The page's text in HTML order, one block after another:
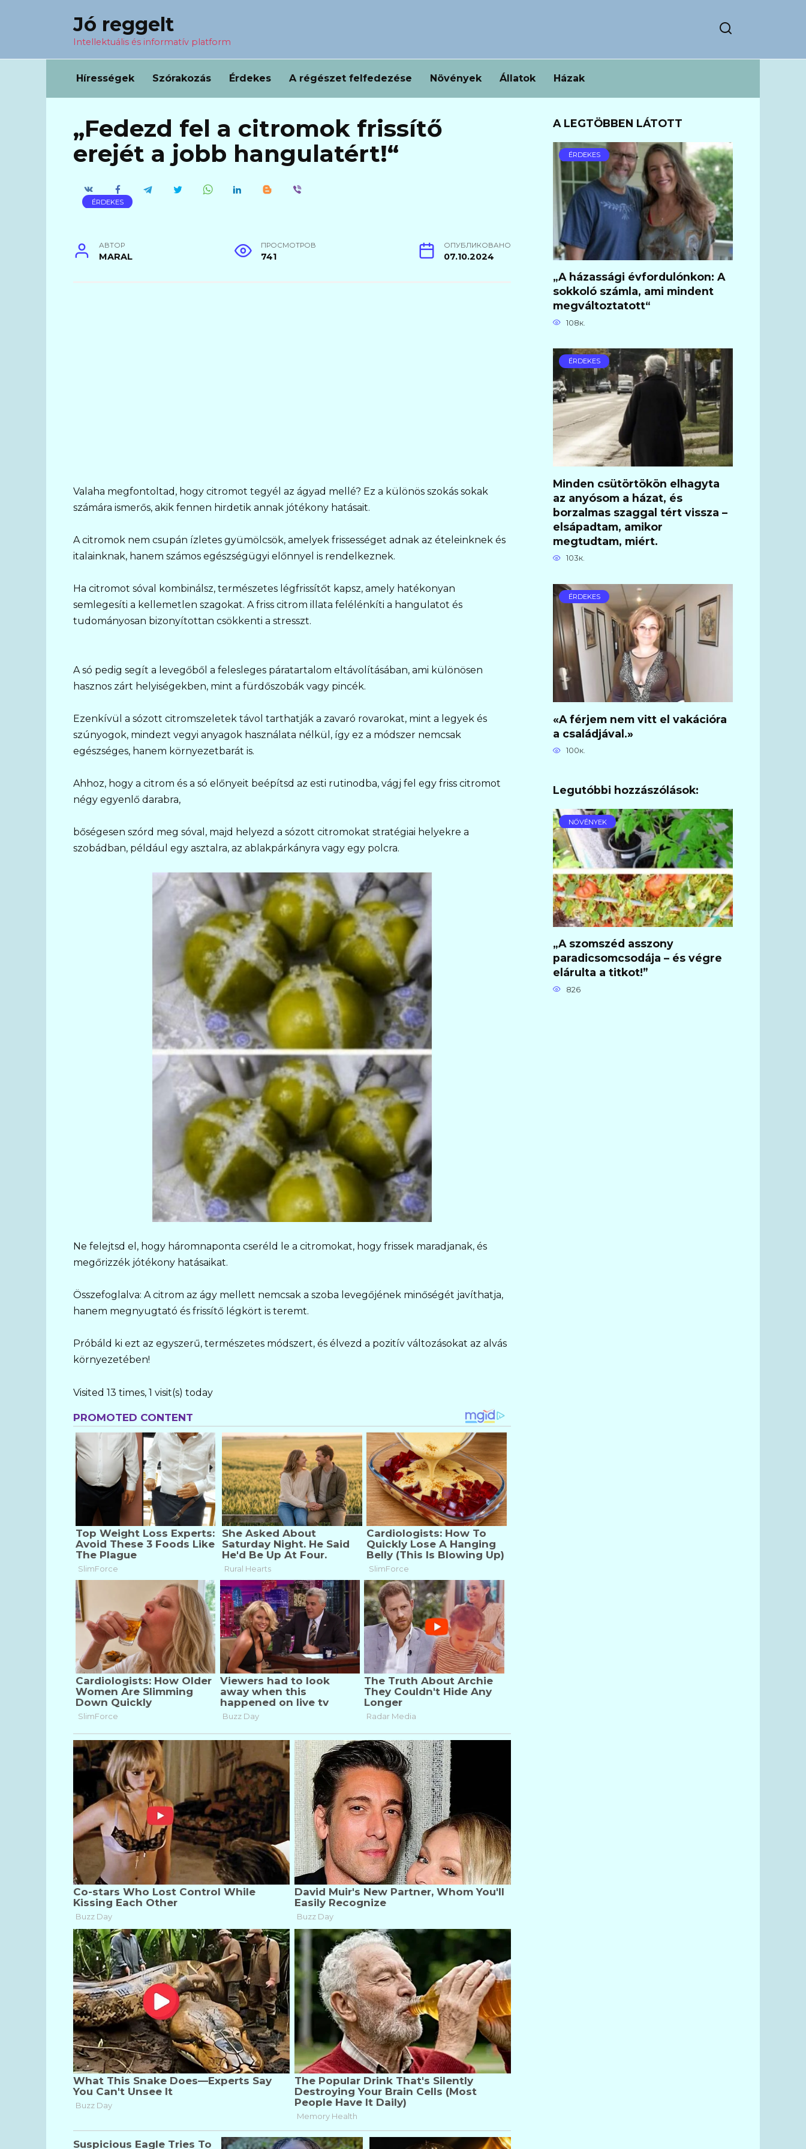
Jó reggelt
Intellektuális és informatív platform
Hírességek Szórakozás Érdekes A régészet felfedezése Növények Állatok Házak
„Fedezd fel a citromok frissítő
erejét a jobb hangulatért!“
ÉRDEKES
АВТОР
MARAL
ПРОСМОТРОВ
741
ОПУБЛИКОВАНО
07.10.2024
Valaha megfontoltad, hogy citromot tegyél az ágyad mellé? Ez a különös szokás sokak
számára ismerős, akik fennen hirdetik annak jótékony hatásait.
A citromok nem csupán ízletes gyümölcsök, amelyek frissességet adnak az ételeinknek és
italainknak, hanem számos egészségügyi előnnyel is rendelkeznek.
Ha citromot sóval kombinálsz, természetes légfrissítőt kapsz, amely hatékonyan
semlegesíti a kellemetlen szagokat. A friss citrom illata felélénkíti a hangulatot és
tudományosan bizonyítottan csökkenti a stresszt.
A só pedig segít a levegőből a felesleges páratartalom eltávolításában, ami különösen
hasznos zárt helyiségekben, mint a fürdőszobák vagy pincék.
Ezenkívül a sózott citromszeletek távol tarthatják a zavaró rovarokat, mint a legyek és
szúnyogok, mindezt vegyi anyagok használata nélkül, így ez a módszer nemcsak
egészséges, hanem környezetbarát is.
Ahhoz, hogy a citrom és a só előnyeit beépítsd az esti rutinodba, vágj fel egy friss citromot
négy egyenlő darabra,
bőségesen szórd meg sóval, majd helyezd a sózott citromokat stratégiai helyekre a
szobádban, például egy asztalra, az ablakpárkányra vagy egy polcra.
Ne felejtsd el, hogy háromnaponta cseréld le a citromokat, hogy frissek maradjanak, és
megőrizzék jótékony hatásaikat.
Összefoglalva: A citrom az ágy mellett nemcsak a szoba levegőjének minőségét javíthatja,
hanem megnyugtató és frissítő légkört is teremt.
Próbáld ki ezt az egyszerű, természetes módszert, és élvezd a pozitív változásokat az alvás
környezetében!
Visited 13 times, 1 visit(s) today
A LEGTÖBBEN LÁTOTT
ÉRDEKES
„A házassági évfordulónkon: A
sokkoló számla, ami mindent
megváltoztatott“
108к.
ÉRDEKES
Minden csütörtökön elhagyta
az anyósom a házat, és
borzalmas szaggal tért vissza –
elsápadtam, amikor
megtudtam, miért.
103к.
ÉRDEKES
«A férjem nem vitt el vakációra
a családjával.»
100к.
Legutóbbi hozzászólások:
NÖVÉNYEK
„A szomszéd asszony
paradicsomcsodája – és végre
elárulta a titkot!”
826